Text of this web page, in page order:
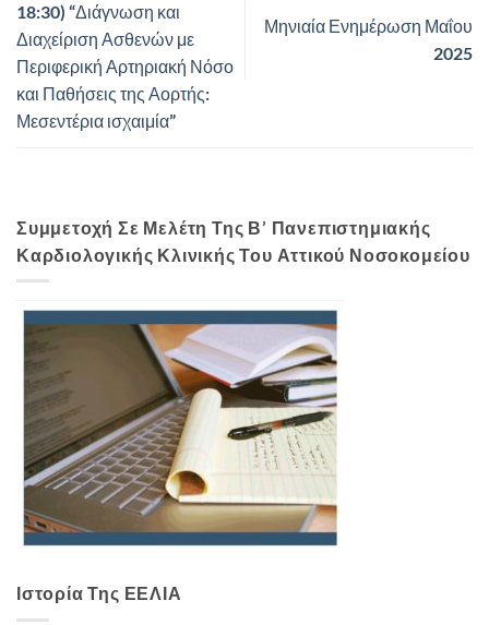
18:30) “Διάγνωση και
Διαχείριση Ασθενών με
Περιφερική Αρτηριακή Νόσο
και Παθήσεις της Αορτής:
Μεσεντέρια ισχαιμία”
Μηνιαία Ενημέρωση Μαΐου
2025
Συμμετοχή Σε Μελέτη Της Β’ Πανεπιστημιακής
Καρδιολογικής Κλινικής Του Αττικού Νοσοκομείου
Ιστορία Της ΕΕΛΙΑ